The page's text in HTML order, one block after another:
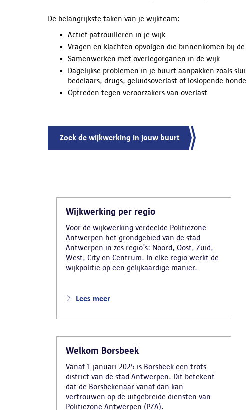
De belangrijkste taken van je wijkteam:
Actief patrouilleren in je wijk
Vragen en klachten opvolgen die binnenkomen bij
Samenwerken met overlegorganen in de wijk
Dagelijkse problemen in je buurt aanpakken zoals
bedelaars, drugs, geluidsoverlast of loslopende
Optreden tegen veroorzakers van overlast
Zoek de wijkwerking in jouw buurt
Wijkwerking per regio
Voor de wijkwerking verdeelde Politiezone
Antwerpen het grondgebied van de stad
Antwerpen in zes regio’s: Noord, Oost, Zuid,
West, City en Centrum. In elke regio werkt de
wijkpolitie op een gelijkaardige manier.
Lees meer
Welkom Borsbeek
Vanaf 1 januari 2025 is Borsbeek een trots
district van de stad Antwerpen. Dit betekent
dat de Borsbekenaar vanaf dan kan
vertrouwen op de uitgebreide diensten van
Politiezone Antwerpen (PZA).